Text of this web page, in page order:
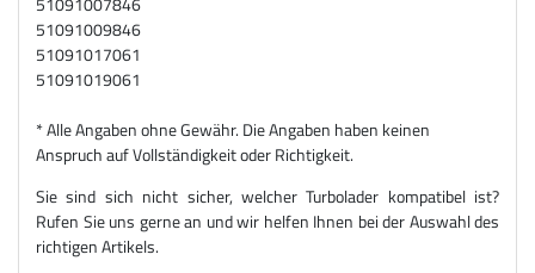
51091009846
51091017061
51091019061
* Alle Angaben ohne Gewähr. Die Angaben haben keinen
Anspruch auf Vollständigkeit oder Richtigkeit.
Sie sind sich nicht sicher, welcher Turbolader kompatibel ist?
Rufen Sie uns gerne an und wir helfen Ihnen bei der Auswahl des
richtigen Artikels.